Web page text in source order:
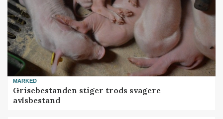
MARKED
Grisebestanden stiger trods svagere
avlsbestand